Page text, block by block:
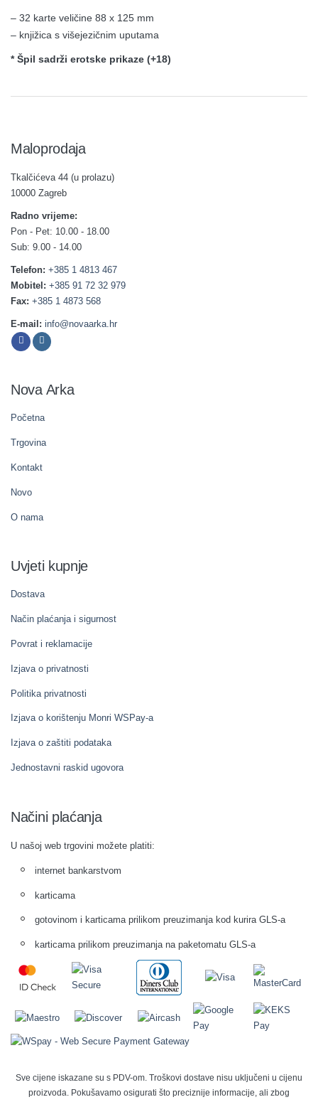
– 32 karte veličine 88 x 125 mm
– knjižica s višejezičnim uputama
* Špil sadrži erotske prikaze (+18)
Maloprodaja
Tkalčićeva 44 (u prolazu)
10000 Zagreb
Radno vrijeme:
Pon - Pet: 10.00 - 18.00
Sub: 9.00 - 14.00
Telefon: +385 1 4813 467
Mobitel: +385 91 72 32 979
Fax: +385 1 4873 568
E-mail: info@novaarka.hr
Nova Arka
Početna
Trgovina
Kontakt
Novo
O nama
Uvjeti kupnje
Dostava
Način plaćanja i sigurnost
Povrat i reklamacije
Izjava o privatnosti
Politika privatnosti
Izjava o korištenju Monri WSPay-a
Izjava o zaštiti podataka
Jednostavni raskid ugovora
Načini plaćanja
U našoj web trgovini možete platiti:
internet bankarstvom
karticama
gotovinom i karticama prilikom preuzimanja kod kurira GLS-a
karticama prilikom preuzimanja na paketomatu GLS-a
Sve cijene iskazane su s PDV-om. Troškovi dostave nisu uključeni u cijenu
proizvoda. Pokušavamo osigurati što preciznije informacije, ali zbog